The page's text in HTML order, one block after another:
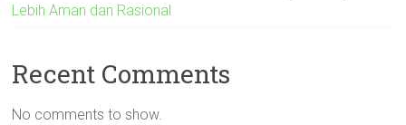
Lebih Aman dan Rasional
Recent Comments
No comments to show.